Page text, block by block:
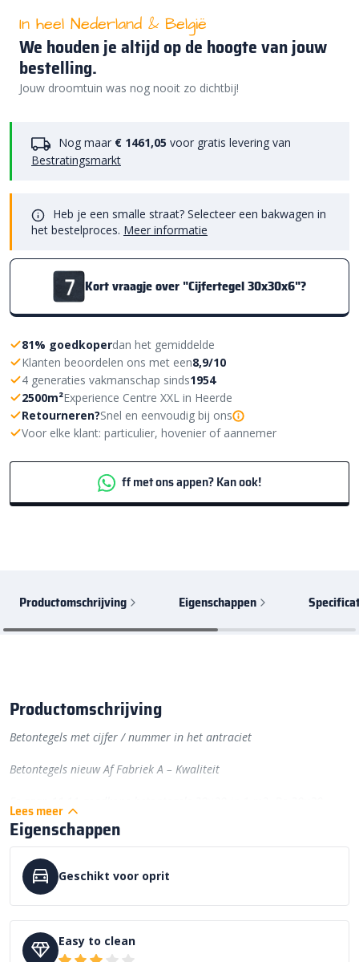
In heel Nederland & België
We houden je altijd op de hoogte van jouw
bestelling.
Jouw droomtuin was nog nooit zo dichtbij!
Nog maar € 1461,05 voor gratis levering van
Bestratingsmarkt
Heb je een smalle straat? Selecteer een bakwagen in
het bestelproces. Meer informatie
Kort vraagje over "Cijfertegel 30x30x6"?
81% goedkoperdan het gemiddelde
Klanten beoordelen ons met een8,9/10
4 generaties vakmanschap sinds1954
2500m²Experience Centre XXL in Heerde
Retourneren?Snel en eenvoudig bij ons
Voor elke klant: particulier, hovenier of aannemer
ff met ons appen? Kan ook!
Productomschrijving Eigenschappen
Productomschrijving
Betontegels met cijfer / nummer in het antraciet
Betontegels nieuw Af Fabriek A – Kwaliteit
cijfertegel heeft een basis kleur van antraciet. De cijfers zijn wit!
Let op! Dit betreft een bestelproduct en kan niet meer geannuleerd
of geretourneerd worden.
Lees meer
Eigenschappen
Geschikt voor oprit
Easy to clean